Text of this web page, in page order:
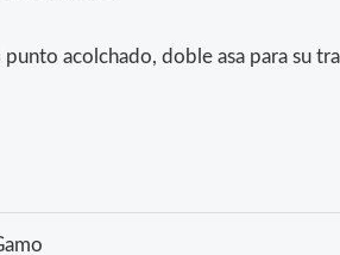
acolchado, doble asa para su